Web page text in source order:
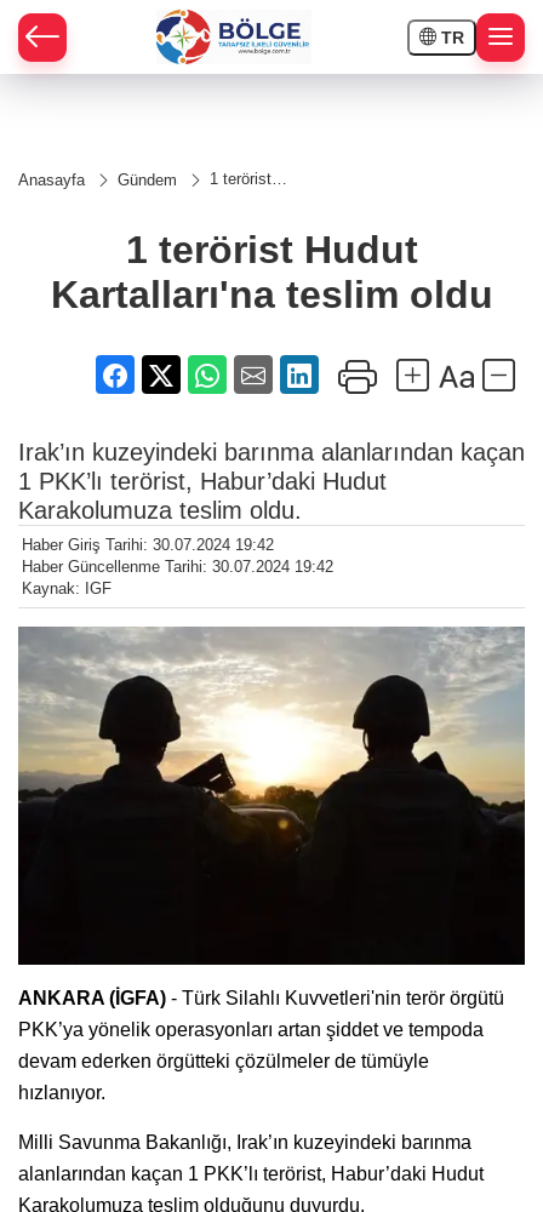
TR
Anasayfa Gündem
1 terörist
teslim oldu
1 terörist Hudut
Kartalları'na teslim oldu
Irak’ın kuzeyindeki barınma alanlarından kaçan
1 PKK’lı terörist, Habur’daki Hudut
Karakolumuza teslim oldu.
Haber Giriş Tarihi: 30.07.2024 19:42
Haber Güncellenme Tarihi: 30.07.2024 19:42
Kaynak: IGF
ANKARA (İGFA) - Türk Silahlı Kuvvetleri'nin terör örgütü
PKK’ya yönelik operasyonları artan şiddet ve tempoda
devam ederken örgütteki çözülmeler de tümüyle
hızlanıyor.
Milli Savunma Bakanlığı, Irak’ın kuzeyindeki barınma
alanlarından kaçan 1 PKK’lı terörist, Habur’daki Hudut
Karakolumuza teslim olduğunu duyurdu.